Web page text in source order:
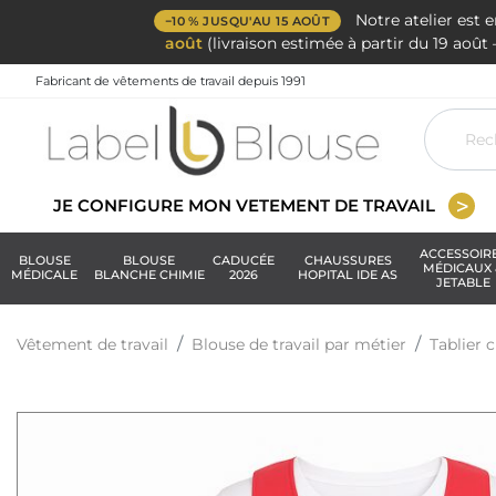
−10 % JUSQU'AU 15 AOÛT
Notre atelier est
août (livraison estimée à partir du 19
Fabricant de vêtements de travail depuis 1991
JE CONFIGURE MON VETEMENT DE TRAVAIL
BLOUSE
MÉDICALE
BLOUSE
BLANCHE CHIMIE
CADUCÉE
2026
CHAUSSURES
HOPITAL IDE AS
MÉDICAUX
JETABLE
Vêtement de travail Blouse de travail par métier Tablier